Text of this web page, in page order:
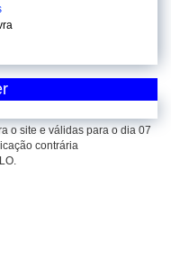
o site e válidas para o dia 07
contrária